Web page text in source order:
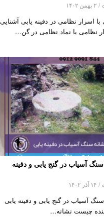
/ ۲ بهمن ۱۴۰۲
با اسرار نظامی در دفینه یابی آشنایی
نظامی یا نماد نظامی در گن…
آسیاب در گنج یابی و دفینه
/ ۱۴ آذر ۱۴۰۲
آسیاب در گنج یابی و دفینه یابی
چیست نشانه…